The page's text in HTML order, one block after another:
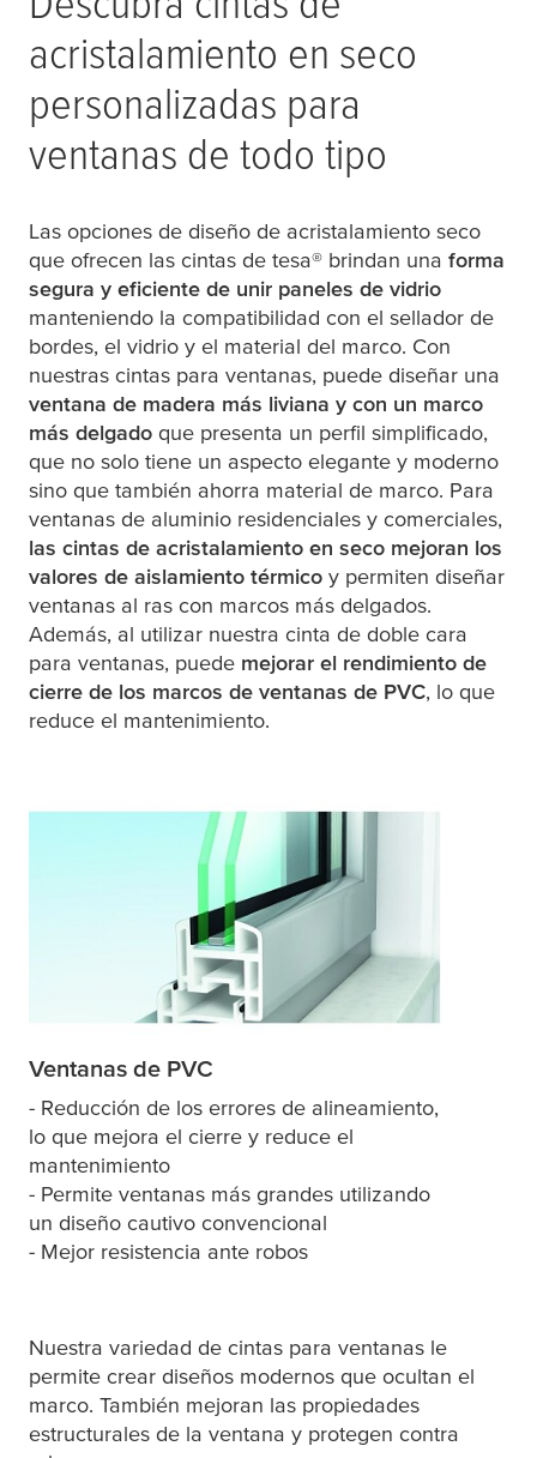
acristalamiento en seco
personalizadas para
ventanas de todo tipo
Las opciones de diseño de acristalamiento seco
que ofrecen las cintas de tesa® brindan una forma
segura y eficiente de unir paneles de vidrio
manteniendo la compatibilidad con el sellador de
bordes, el vidrio y el material del marco. Con
nuestras cintas para ventanas, puede diseñar una
ventana de madera más liviana y con un marco
más delgado que presenta un perfil simplificado,
que no solo tiene un aspecto elegante y moderno
sino que también ahorra material de marco. Para
ventanas de aluminio residenciales y comerciales,
las cintas de acristalamiento en seco mejoran los
valores de aislamiento térmico y permiten diseñar
ventanas al ras con marcos más delgados.
Además, al utilizar nuestra cinta de doble cara
para ventanas, puede mejorar el rendimiento de
cierre de los marcos de ventanas de PVC, lo que
reduce el mantenimiento.
Ventanas de PVC
- Reducción de los errores de alineamiento,
lo que mejora el cierre y reduce el
mantenimiento
- Permite ventanas más grandes utilizando
un diseño cautivo convencional
- Mejor resistencia ante robos
Nuestra variedad de cintas para ventanas le
permite crear diseños modernos que ocultan el
marco. También mejoran las propiedades
estructurales de la ventana y protegen contra